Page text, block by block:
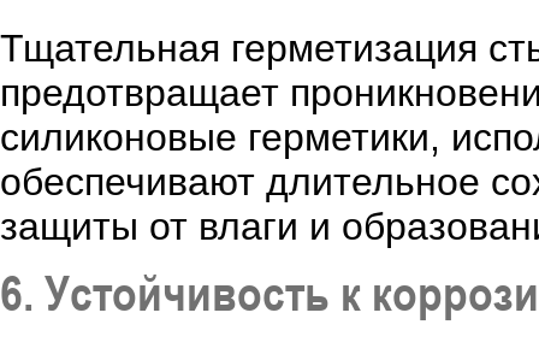
Тщательная герметизация
предотвращает
силиконовые герметики,
обеспечивают длительное
защиты от влаги и
6. Устойчивость к